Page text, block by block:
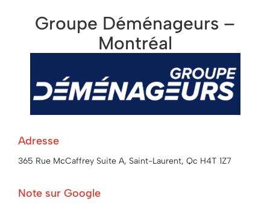
Groupe Déménageurs –
Montréal
Adresse
365 Rue McCaffrey Suite A, Saint-Laurent, Qc H4T 1Z7
Note sur Google